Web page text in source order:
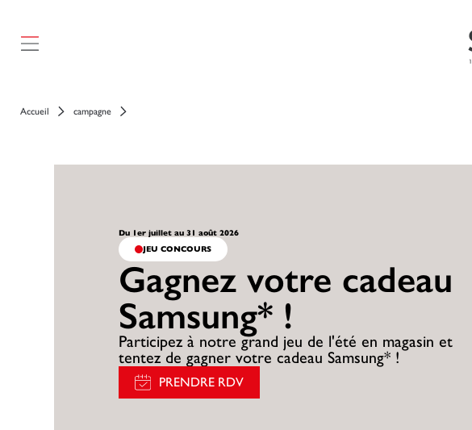
Accueil campagne
Du 1er juillet au 31 août 2026
JEU CONCOURS
Gagnez votre cadeau
Samsung* !
Participez à notre grand jeu de l'été en magasin et
tentez de gagner votre cadeau Samsung* !
PRENDRE RDV